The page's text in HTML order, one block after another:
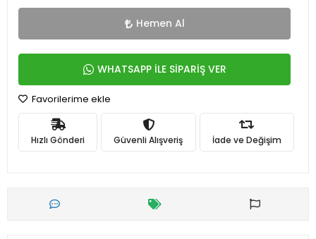
Hemen Al
WHATSAPP İLE SİPARİŞ VER
Favorilerime ekle
Hızlı Gönderi Güvenli Alışveriş İade ve Değişim